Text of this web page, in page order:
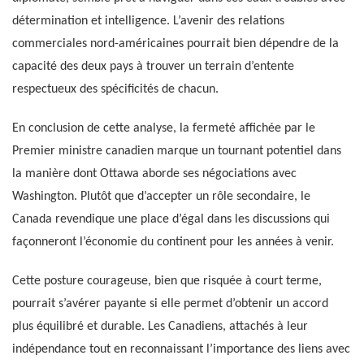
détermination et intelligence. L’avenir des relations
commerciales nord-américaines pourrait bien dépendre de la
capacité des deux pays à trouver un terrain d’entente
respectueux des spécificités de chacun.
En conclusion de cette analyse, la fermeté affichée par le
Premier ministre canadien marque un tournant potentiel dans
la manière dont Ottawa aborde ses négociations avec
Washington. Plutôt que d’accepter un rôle secondaire, le
Canada revendique une place d’égal dans les discussions qui
façonneront l’économie du continent pour les années à venir.
Cette posture courageuse, bien que risquée à court terme,
pourrait s’avérer payante si elle permet d’obtenir un accord
plus équilibré et durable. Les Canadiens, attachés à leur
indépendance tout en reconnaissant l’importance des liens avec